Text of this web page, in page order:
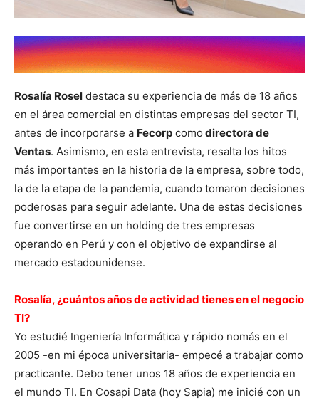
Rosalía Rosel destaca su experiencia de más de 18 años
en el área comercial en distintas empresas del sector TI,
antes de incorporarse a Fecorp como directora de
Ventas. Asimismo, en esta entrevista, resalta los hitos
más importantes en la historia de la empresa, sobre todo,
la de la etapa de la pandemia, cuando tomaron decisiones
poderosas para seguir adelante. Una de estas decisiones
fue convertirse en un holding de tres empresas
operando en Perú y con el objetivo de expandirse al
mercado estadounidense.
Rosalía, ¿cuántos años de actividad tienes en el negocio
TI?
Yo estudié Ingeniería Informática y rápido nomás en el
2005 -en mi época universitaria- empecé a trabajar como
practicante. Debo tener unos 18 años de experiencia en
el mundo TI. En Cosapi Data (hoy Sapia) me inicié con un